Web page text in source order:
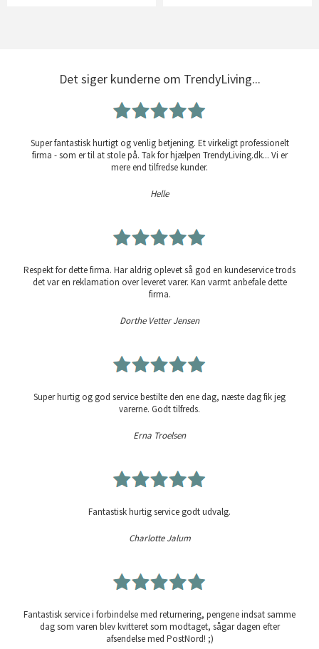
Det siger kunderne om TrendyLiving...
Super fantastisk hurtigt og venlig betjening. Et virkeligt professionelt
firma - som er til at stole på. Tak for hjælpen TrendyLiving.dk... Vi er
mere end tilfredse kunder.
Helle
Respekt for dette firma. Har aldrig oplevet så god en kundeservice trods
det var en reklamation over leveret varer. Kan varmt anbefale dette
firma.
Dorthe Vetter Jensen
Super hurtig og god service bestilte den ene dag, næste dag fik jeg
varerne. Godt tilfreds.
Erna Troelsen
Fantastisk hurtig service godt udvalg.
Charlotte Jalum
Fantastisk service i forbindelse med returnering, pengene indsat samme
dag som varen blev kvitteret som modtaget, sågar dagen efter
afsendelse med PostNord! ;)